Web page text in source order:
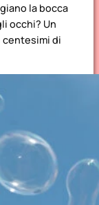
la bocca
occhi? Un
centesimi di